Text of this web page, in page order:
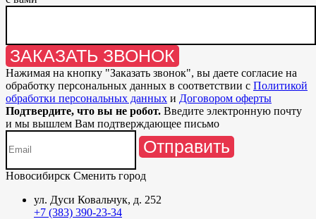
ЗАКАЗАТЬ ЗВОНОК
Нажимая на кнопку "Заказать звонок", вы даете согласие на
обработку персональных данных в соответствии с Политикой
обработки персональных данных и Договором оферты
Подтвердите, что вы не робот. Введите электронную почту
и мы вышлем Вам подтверждающее письмо
Отправить
Новосибирск Сменить город
ул. Дуси Ковальчук, д. 252
+7 (383) 390-23-34